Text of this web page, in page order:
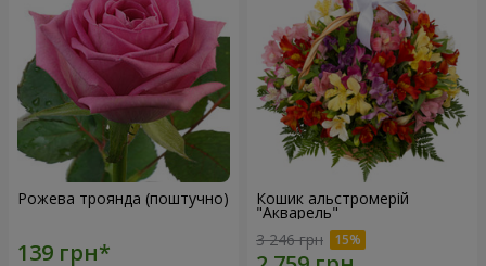
Рожева троянда (поштучно) Кошик альстромерій
"Акварель"
3 246 грн